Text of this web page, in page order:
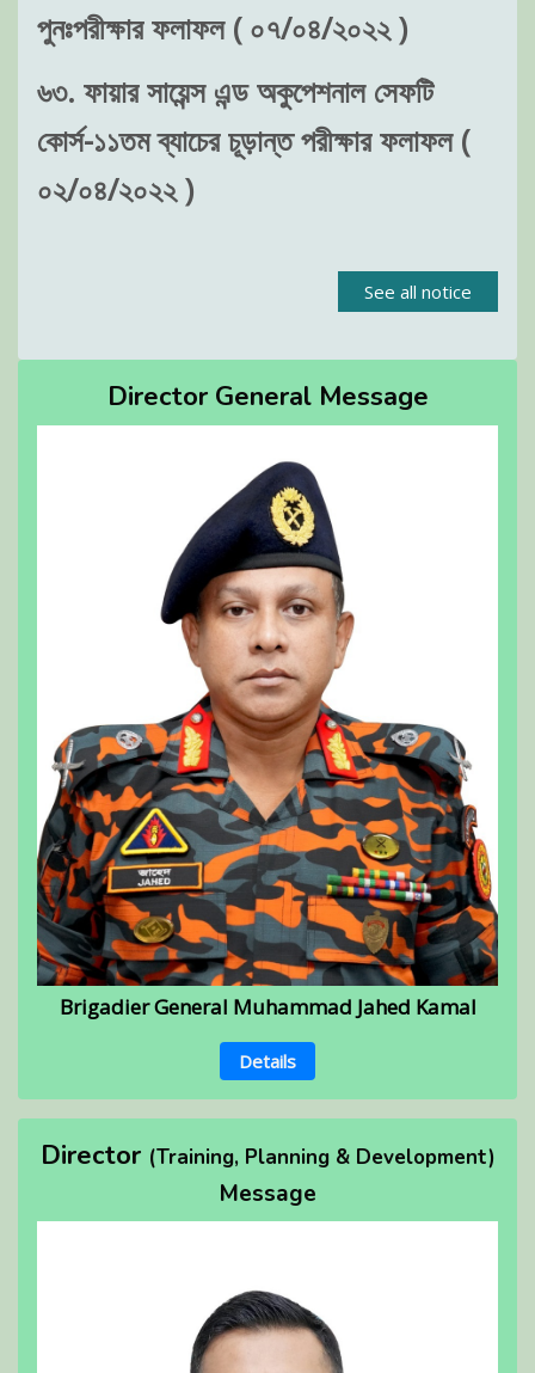
পুনঃপরীক্ষার ফলাফল ( ০৭/০৪/২০২২ )
৬৩. ফায়ার সায়েন্স এন্ড অকুপেশনাল সেফটি
কোর্স-১১তম ব্যাচের চূড়ান্ত পরীক্ষার ফলাফল (
০২/০৪/২০২২ )
See all notice
Director General Message
Brigadier General Muhammad Jahed Kamal
Details
Director (Training, Planning & Development)
Message